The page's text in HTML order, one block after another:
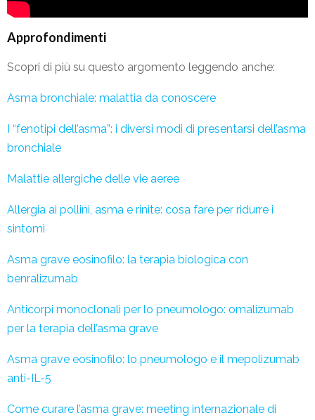
Approfondimenti
Scopri di più su questo argomento leggendo anche:
Asma bronchiale: malattia da conoscere
I “fenotipi dell’asma”: i diversi modi di presentarsi dell’asma
bronchiale
Malattie allergiche delle vie aeree
Allergia ai pollini, asma e rinite: cosa fare per ridurre i
sintomi
Asma grave eosinofilo: la terapia biologica con
benralizumab
Anticorpi monoclonali per lo pneumologo: omalizumab
per la terapia dell’asma grave
Asma grave eosinofilo: lo pneumologo e il mepolizumab
anti-IL-5
Come curare l’asma grave: meeting internazionale di